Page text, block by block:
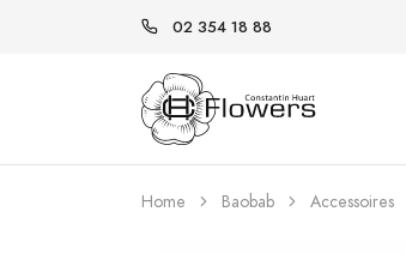
02 354 18 88
Home Baobab Accessoires